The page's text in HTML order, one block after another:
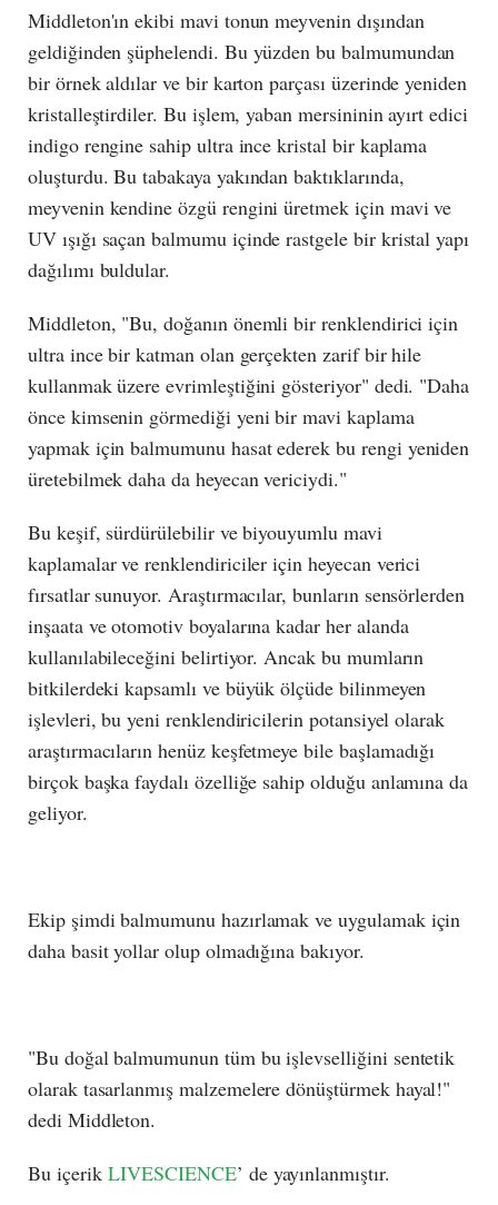
Middleton'ın ekibi mavi tonun meyvenin dışından
geldiğinden şüphelendi. Bu yüzden bu balmumundan
bir örnek aldılar ve bir karton parçası üzerinde yeniden
kristalleştirdiler. Bu işlem, yaban mersininin ayırt edici
indigo rengine sahip ultra ince kristal bir kaplama
oluşturdu. Bu tabakaya yakından baktıklarında,
meyvenin kendine özgü rengini üretmek için mavi ve
UV ışığı saçan balmumu içinde rastgele bir kristal yapı
dağılımı buldular.
Middleton, "Bu, doğanın önemli bir renklendirici için
ultra ince bir katman olan gerçekten zarif bir hile
kullanmak üzere evrimleştiğini gösteriyor" dedi. "Daha
önce kimsenin görmediği yeni bir mavi kaplama
yapmak için balmumunu hasat ederek bu rengi yeniden
üretebilmek daha da heyecan vericiydi."
Bu keşif, sürdürülebilir ve biyouyumlu mavi
kaplamalar ve renklendiriciler için heyecan verici
fırsatlar sunuyor. Araştırmacılar, bunların sensörlerden
inşaata ve otomotiv boyalarına kadar her alanda
kullanılabileceğini belirtiyor. Ancak bu mumların
bitkilerdeki kapsamlı ve büyük ölçüde bilinmeyen
işlevleri, bu yeni renklendiricilerin potansiyel olarak
araştırmacıların henüz keşfetmeye bile başlamadığı
birçok başka faydalı özelliğe sahip olduğu anlamına da
geliyor.
Ekip şimdi balmumunu hazırlamak ve uygulamak için
daha basit yollar olup olmadığına bakıyor.
"Bu doğal balmumunun tüm bu işlevselliğini sentetik
olarak tasarlanmış malzemelere dönüştürmek hayal!"
dedi Middleton.
Bu içerikLIVESCIENCE’ de yayınlanmıştır.